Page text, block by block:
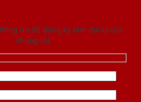
tin để đăng ký làm đại lý của
chúng tôi